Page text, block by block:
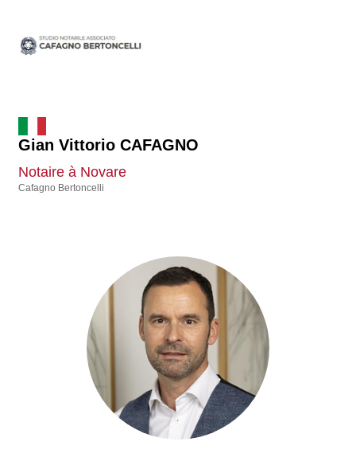
Gian Vittorio CAFAGNO
Notaire à Novare
Cafagno Bertoncelli